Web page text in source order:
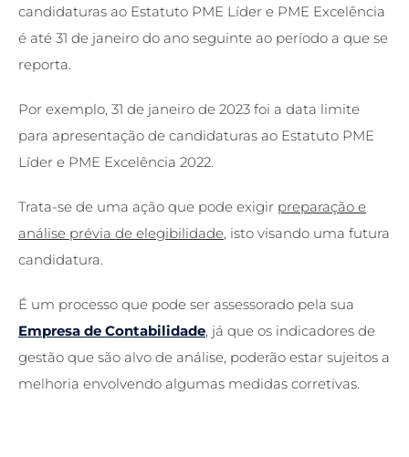
candidaturas ao Estatuto PME Líder e PME Excelência
é até 31 de janeiro do ano seguinte ao período a que se
reporta.
Por exemplo, 31 de janeiro de 2023 foi a data limite
para apresentação de candidaturas ao Estatuto PME
Líder e PME Excelência 2022.
Trata-se de uma ação que pode exigir preparação e
análise prévia de elegibilidade, isto visando uma futura
candidatura.
É um processo que pode ser assessorado pela sua
Empresa de Contabilidade, já que os indicadores de
gestão que são alvo de análise, poderão estar sujeitos a
melhoria envolvendo algumas medidas corretivas.